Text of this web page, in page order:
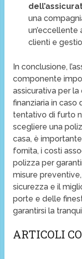
una
un’eccellente
clienti e
In conclusione,
componente
assicurativa per la
finanziaria in caso
tentativo di furto
scegliere una
casa, è
fornita, i costi
polizza per
misure
sicurezza e il
porte e delle
garantirsi la
ARTICOLI